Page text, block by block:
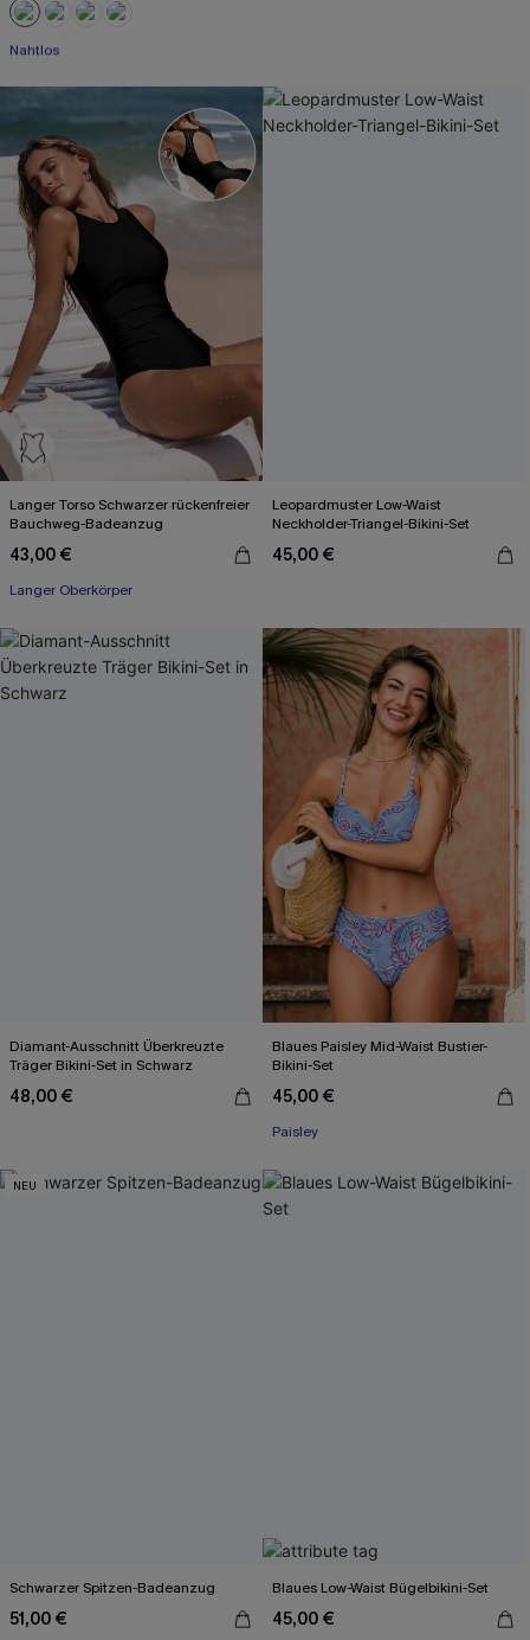
Mit Gratis-Maßband
Nahtlos
Langer Torso Schwarzer rückenfreier
Bauchweg-Badeanzug
43,00 €
Langer Oberkörper
Leopardmuster Low-Waist
Neckholder-Triangel-Bikini-Set
45,00 €
Diamant-Ausschnitt Überkreuzte
Träger Bikini-Set in Schwarz
48,00 €
Blaues Paisley Mid-Waist Bustier-
Bikini-Set
45,00 €
Paisley
NEU
Schwarzer Spitzen-Badeanzug
51,00 €
Blaues Low-Waist Bügelbikini-Set
45,00 €